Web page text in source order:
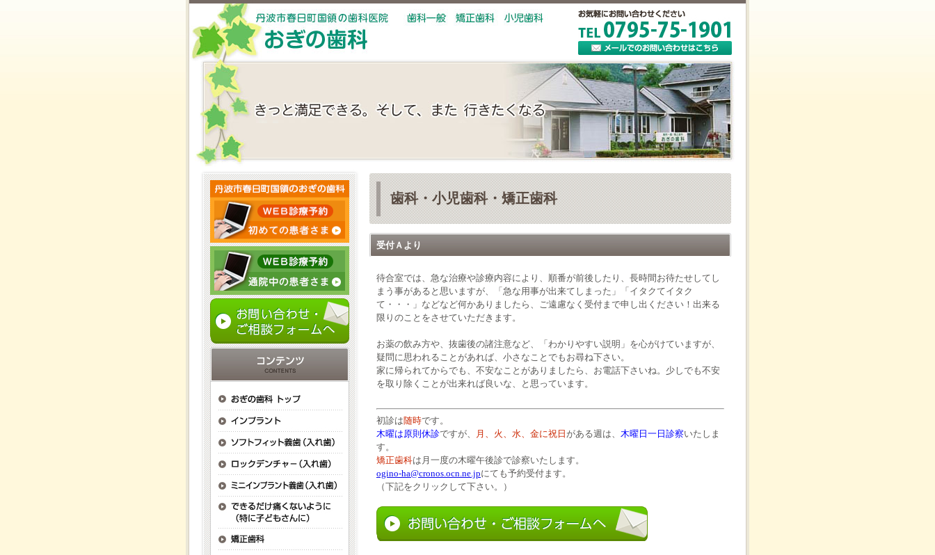
歯科・小児歯科・矯正歯科
受付Ａより
待合室では、急な治療や診療内容により、順番が前後したり、長時間お待たせしてし
まう事があると思いますが、「急な用事が出来てしまった」「イタクてイタク
て・・・」などなど何かありましたら、ご遠慮なく受付まで申し出ください！出来る
限りのことをさせていただきます。
お薬の飲み方や、抜歯後の諸注意など、「わかりやすい説明」を心がけていますが、
疑問に思われることがあれば、小さなことでもお尋ね下さい。
家に帰られてからでも、不安なことがありましたら、お電話下さいね。少しでも不安
を取り除くことが出来れば良いな、と思っています。
初診は随時です。
木曜は原則休診ですが、 月、火、水、金に祝日 がある週は、 木曜日一日診察いたしま
す。
矯正歯科は月一度の木曜午後診で診察いたします。
ogino-ha@cronos.ocn.ne.jpにても予約受付ます。
（下記をクリックして下さい。）